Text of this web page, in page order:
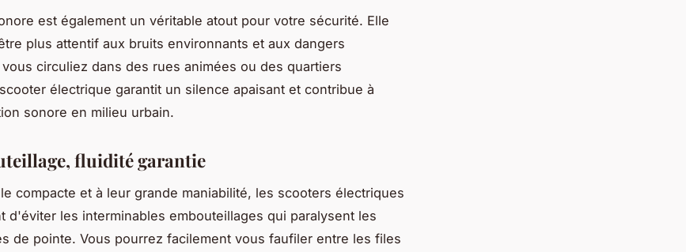
est également un véritable atout pour votre sécurité. Elle
plus attentif aux bruits environnants et aux dangers
circuliez dans des rues animées ou des quartiers
électrique garantit un silence apaisant et contribue à
sonore en milieu urbain.
fluidité garantie
compacte et à leur grande maniabilité, les scooters électriques
d'éviter les interminables embouteillages qui paralysent les
de pointe. Vous pourrez facilement vous faufiler entre les files